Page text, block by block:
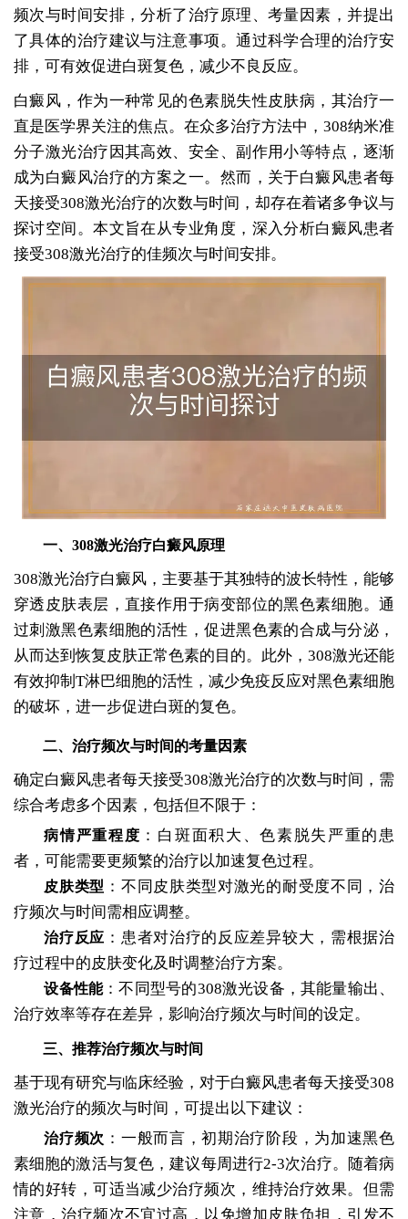
频次与时间安排，分析了治疗原理、考量因素，并提出
了具体的治疗建议与注意事项。通过科学合理的治疗安
排，可有效促进白斑复色，减少不良反应。
白癜风，作为一种常见的色素脱失性皮肤病，其治疗一
直是医学界关注的焦点。在众多治疗方法中，308纳米准
分子激光治疗因其高效、安全、副作用小等特点，逐渐
成为白癜风治疗的方案之一。然而，关于白癜风患者每
天接受308激光治疗的次数与时间，却存在着诸多争议与
探讨空间。本文旨在从专业角度，深入分析白癜风患者
接受308激光治疗的佳频次与时间安排。
一、308激光治疗白癜风原理
308激光治疗白癜风，主要基于其独特的波长特性，能够
穿透皮肤表层，直接作用于病变部位的黑色素细胞。通
过刺激黑色素细胞的活性，促进黑色素的合成与分泌，
从而达到恢复皮肤正常色素的目的。此外，308激光还能
有效抑制T淋巴细胞的活性，减少免疫反应对黑色素细胞
的破坏，进一步促进白斑的复色。
二、治疗频次与时间的考量因素
确定白癜风患者每天接受308激光治疗的次数与时间，需
综合考虑多个因素，包括但不限于：
病情严重程度 ：白斑面积大、色素脱失严重的患
者，可能需要更频繁的治疗以加速复色过程。
皮肤类型 ：不同皮肤类型对激光的耐受度不同，治
疗频次与时间需相应调整。
治疗反应 ：患者对治疗的反应差异较大，需根据治
疗过程中的皮肤变化及时调整治疗方案。
设备性能：不同型号的308激光设备，其能量输出、
治疗效率等存在差异，影响治疗频次与时间的设定。
三、推荐治疗频次与时间
基于现有研究与临床经验，对于白癜风患者每天接受308
激光治疗的频次与时间，可提出以下建议：
治疗频次 ：一般而言，初期治疗阶段，为加速黑色
素细胞的激活与复色，建议每周进行2-3次治疗。随着病
情的好转，可适当减少治疗频次，维持治疗效果。但需
注意，治疗频次不宜过高，以免增加皮肤负担，引发不